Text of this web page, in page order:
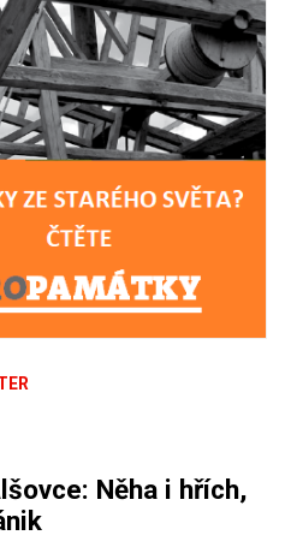
Něha i hřích,